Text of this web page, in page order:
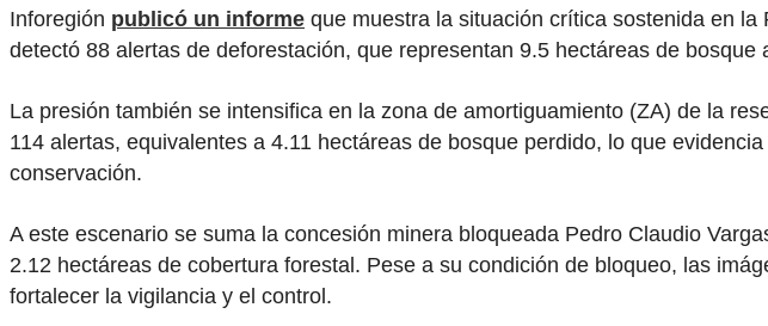
Inforegión publicó un informe que muestra la situación crítica sostenida en
detectó 88 alertas de deforestación, que representan 9.5 hectáreas de bosque
La presión también se intensifica en la zona de amortiguamiento (ZA) de la
114 alertas, equivalentes a 4.11 hectáreas de bosque perdido, lo que
conservación.
A este escenario se suma la concesión minera bloqueada Pedro Claudio
2.12 hectáreas de cobertura forestal. Pese a su condición de bloqueo, las
fortalecer la vigilancia y el control.